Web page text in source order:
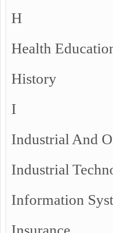
H
Health
History
I
Industrial And
Industrial
Information